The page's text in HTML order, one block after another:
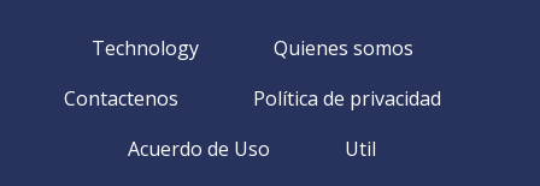
Technology
Quienes somos
Contactenos
Política de privacidad
Acuerdo de Uso
Util